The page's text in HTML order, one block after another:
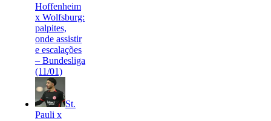
Hoffenheim
x Wolfsburg:
palpites,
onde assistir
e escalações
– Bundesliga
(11/01)
St.
Pauli x